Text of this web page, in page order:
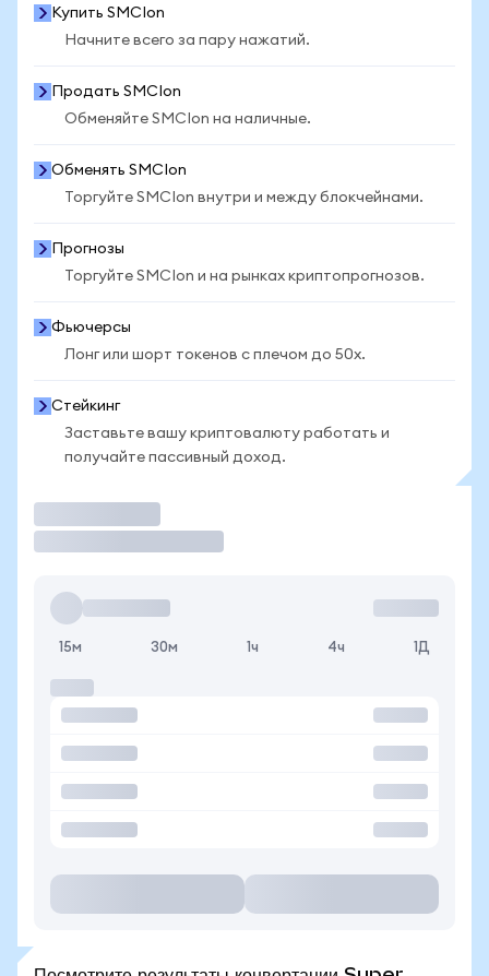
Купить SMCIon
Начните всего за пару нажатий.
Продать SMCIon
Обменяйте SMCIon на наличные.
Обменять SMCIon
Торгуйте SMCIon внутри и между блокчейнами.
Прогнозы
Торгуйте SMCIon и на рынках криптопрогнозов.
Фьючерсы
Лонг или шорт токенов с плечом до 50x.
Стейкинг
Заставьте вашу криптовалюту работать и
получайте пассивный доход.
15м 30м 1ч 4ч 1Д